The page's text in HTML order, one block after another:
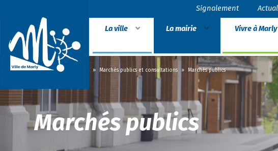
Signalement
La ville La mairie Vivre à Marly
Accueil » » Marchés publics et consultations » Marchés publics
Marchés publics